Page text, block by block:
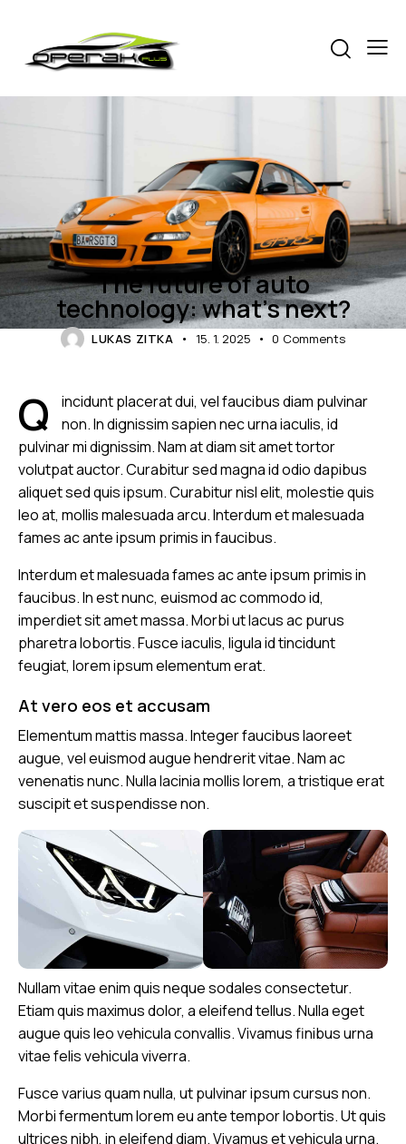
BLOG
The future of auto
technology: what’s next?
LUKAS ZITKA 15. 1. 2025 0 Comments
Q
incidunt placerat dui, vel faucibus diam pulvinar
non. In dignissim sapien nec urna iaculis, id
pulvinar mi dignissim. Nam at diam sit amet tortor
volutpat auctor. Curabitur sed magna id odio dapibus
aliquet sed quis ipsum. Curabitur nisl elit, molestie quis
leo at, mollis malesuada arcu. Interdum et malesuada
fames ac ante ipsum primis in faucibus.
Interdum et malesuada fames ac ante ipsum primis in
faucibus. In est nunc, euismod ac commodo id,
imperdiet sit amet massa. Morbi ut lacus ac purus
pharetra lobortis. Fusce iaculis, ligula id tincidunt
feugiat, lorem ipsum elementum erat.
At vero eos et accusam
Elementum mattis massa. Integer faucibus laoreet
augue, vel euismod augue hendrerit vitae. Nam ac
venenatis nunc. Nulla lacinia mollis lorem, a tristique erat
suscipit et suspendisse non.
Nullam vitae enim quis neque sodales consectetur.
Etiam quis maximus dolor, a eleifend tellus. Nulla eget
augue quis leo vehicula convallis. Vivamus finibus urna
vitae felis vehicula viverra.
Fusce varius quam nulla, ut pulvinar ipsum cursus non.
Morbi fermentum lorem eu ante tempor lobortis. Ut quis
ultrices nibh, in eleifend diam. Vivamus et vehicula urna.